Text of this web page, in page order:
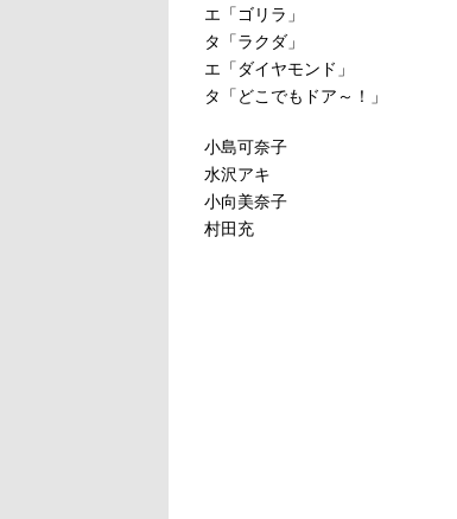
エ「ゴリラ」
タ「ラクダ」
エ「ダイヤモンド」
タ「どこでもドア～！」
小島可奈子
水沢アキ
小向美奈子
村田充